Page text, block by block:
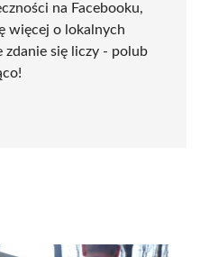
na Facebooku,
więcej o lokalnych
się liczy - polub